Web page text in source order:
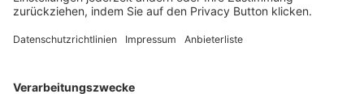
FOLGE DEM BFV